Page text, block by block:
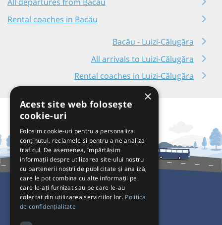
Rental coaches in Bacău
Bacău - Luizi-Călugăra
All arrivals to Luizi-Călugăra
Rental coaches in Luizi-Călugăra
For passengers
×
Acest site web folosește
cookie-uri
Folosim cookie-uri pentru a personaliza
conținutul, reclamele și pentru a ne analiza
traficul. De asemenea, împărtășim
informații despre utilizarea site-ului nostru
cu partenerii noștri de publicitate și analiză,
care le pot combina cu alte informații pe
care le-ați furnizat sau pe care le-au
colectat din utilizarea serviciilor lor. Politica
de confidențialitate